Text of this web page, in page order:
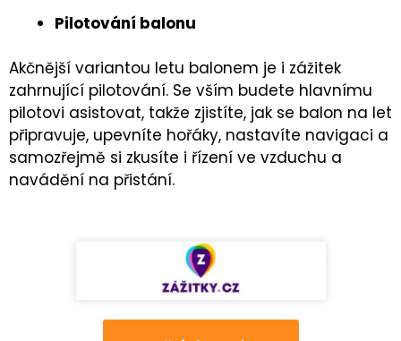
Pilotování balonu
Akčnější variantou letu balonem je i zážitek
zahrnující pilotování. Se vším budete hlavnímu
pilotovi asistovat, takže zjistíte, jak se balon na let
připravuje, upevníte hořáky, nastavíte navigaci a
samozřejmě si zkusíte i řízení ve vzduchu a
navádění na přistání.